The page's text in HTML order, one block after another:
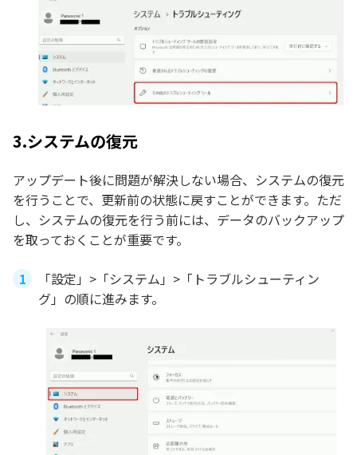
3.システムの復元
アップデート後に問題が解決しない場合、システムの復元
を行うことで、更新前の状態に戻すことができます。ただ
し、システムの復元を行う前には、データのバックアップ
を取っておくことが重要です。
「設定」>「システム」>「トラブルシューティン
グ」の順に進みます。